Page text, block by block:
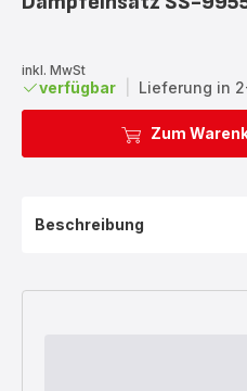
inkl. MwSt
verfügbar Lieferung in
Zum
Beschreibung